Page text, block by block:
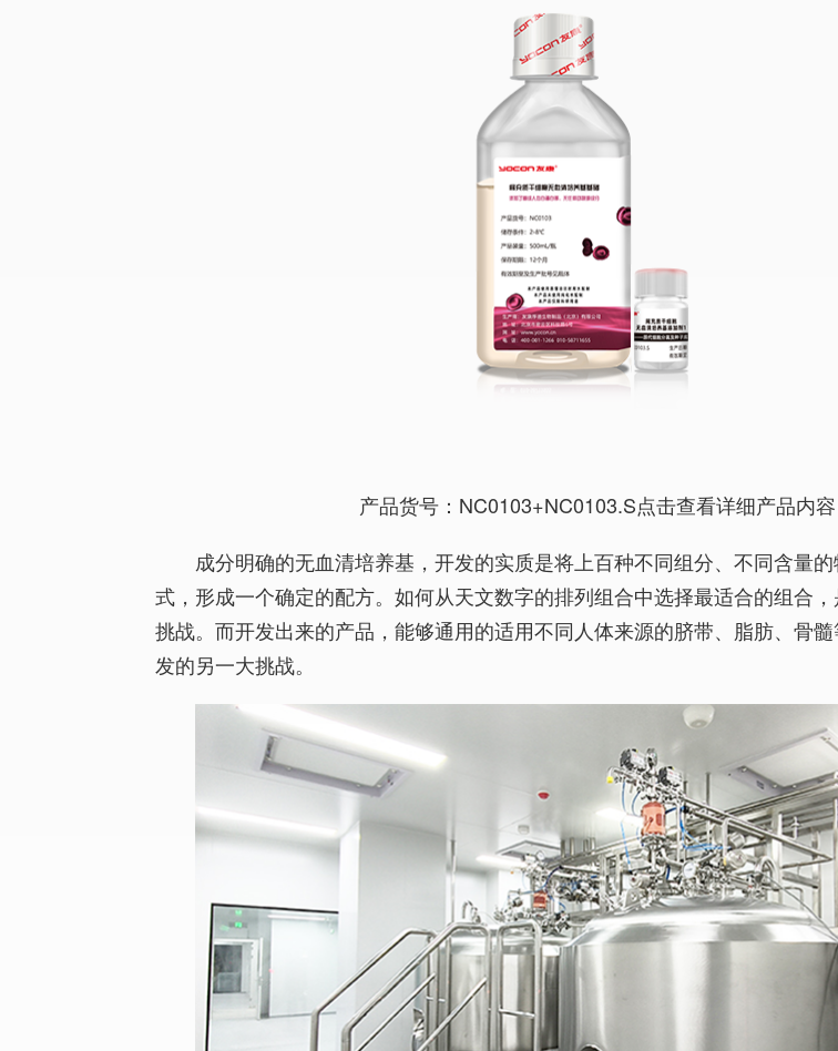
产品货号：NC0103+NC0103.S点击查看详细产品内容
成分明确的无血清培养基，开发的实质是将上百种不同组分、不同含量
式，形成一个确定的配方。如何从天文数字的排列组合中选择最适合的组合
挑战。而开发出来的产品，能够通用的适用不同人体来源的脐带、脂肪、骨
发的另一大挑战。